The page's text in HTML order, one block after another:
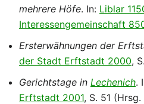
mehrere Höfe. In: Liblar
Interessengemeinschaft
Ersterwähnungen der
der Stadt Erftstadt 2000,
Gerichtstage in Lechenich.
Erftstadt 2001, S. 51 (Hrsg.